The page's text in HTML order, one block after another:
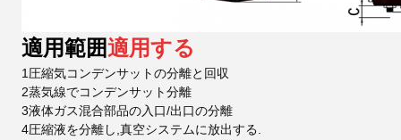
適用範囲適用する
1圧縮気コンデンサットの分離と回収
2蒸気線でコンデンサット分離
3液体ガス混合部品の入口/出口の分離
4圧縮液を分離し,真空システムに放出する.